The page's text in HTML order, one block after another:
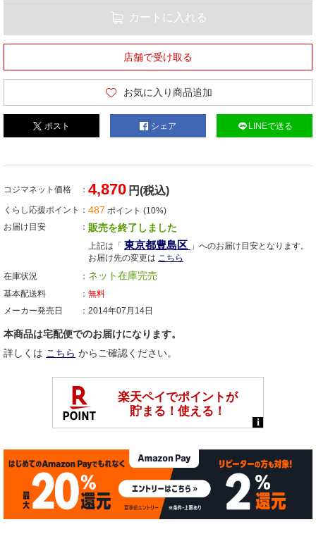
カートに入れる
店舗で受け取る
お気に入り商品追加
ポスト シェア LINEで送る
コジマネット価格 4,870 円(税込)
くらし応援ポイント 487 ポイント (10%)
お届け目安
販売を終了しました
上記は「 東京都豊島区 」へのお届け目安となります。
お届け先の変更は こちら
在庫状況
ネット在庫完売
基本配送料
無料
メーカー発売日
2014年07月14日
本商品は宅配便でのお届けになります。
詳しくは こちら からご確認ください。